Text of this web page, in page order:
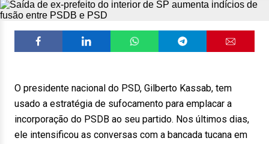
O presidente nacional do PSD, Gilberto Kassab, tem
usado a estratégia de sufocamento para emplacar a
incorporação do PSDB ao seu partido. Nos últimos dias,
ele intensificou as conversas com a bancada tucana em